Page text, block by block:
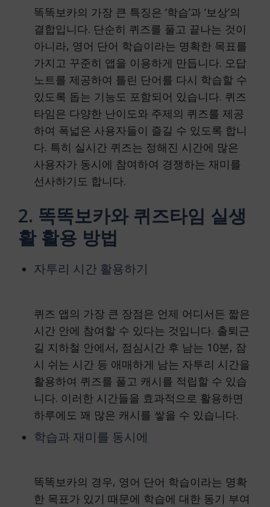
똑똑보카의 가장 큰 특징은 ‘학습’과 ‘보상’의
결합입니다. 단순히 퀴즈를 풀고 끝나는 것이
아니라, 영어 단어 학습이라는 명확한 목표를
가지고 꾸준히 앱을 이용하게 만듭니다. 오답
노트를 제공하여 틀린 단어를 다시 학습할 수
있도록 돕는 기능도 포함되어 있습니다. 퀴즈
타임은 다양한 난이도와 주제의 퀴즈를 제공
하여 폭넓은 사용자들이 즐길 수 있도록 합니
다. 특히 실시간 퀴즈는 정해진 시간에 많은
사용자가 동시에 참여하여 경쟁하는 재미를
선사하기도 합니다.
2. 똑똑보카와 퀴즈타임 실생
활 활용 방법
자투리 시간 활용하기
퀴즈 앱의 가장 큰 장점은 언제 어디서든 짧은
시간 안에 참여할 수 있다는 것입니다. 출퇴근
길 지하철 안에서, 점심시간 후 남는 10분, 잠
시 쉬는 시간 등 애매하게 남는 자투리 시간을
활용하여 퀴즈를 풀고 캐시를 적립할 수 있습
니다. 이러한 시간들을 효과적으로 활용하면
하루에도 꽤 많은 캐시를 쌓을 수 있습니다.
학습과 재미를 동시에
똑똑보카의 경우, 영어 단어 학습이라는 명확
한 목표가 있기 때문에 학습에 대한 동기 부여